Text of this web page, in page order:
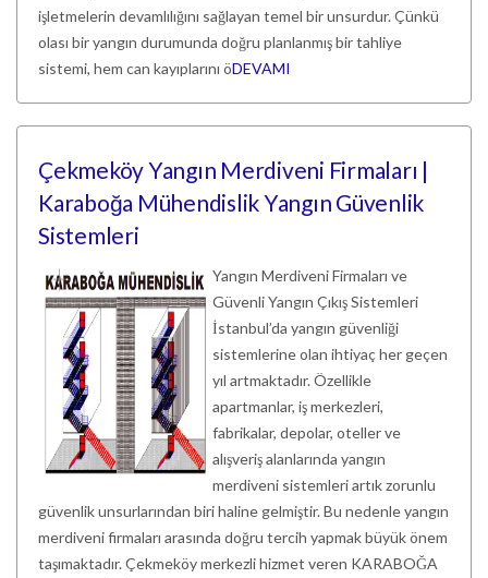
işletmelerin devamlılığını sağlayan temel bir unsurdur. Çünkü
olası bir yangın durumunda doğru planlanmış bir tahliye
sistemi, hem can kayıplarını öDEVAMI
Çekmeköy Yangın Merdiveni Firmaları |
Karaboğa Mühendislik Yangın Güvenlik
Sistemleri
Yangın Merdiveni Firmaları ve
Güvenli Yangın Çıkış Sistemleri
İstanbul’da yangın güvenliği
sistemlerine olan ihtiyaç her geçen
yıl artmaktadır. Özellikle
apartmanlar, iş merkezleri,
fabrikalar, depolar, oteller ve
alışveriş alanlarında yangın
merdiveni sistemleri artık zorunlu
güvenlik unsurlarından biri haline gelmiştir. Bu nedenle yangın
merdiveni firmaları arasında doğru tercih yapmak büyük önem
taşımaktadır. Çekmeköy merkezli hizmet veren KARABOĞA